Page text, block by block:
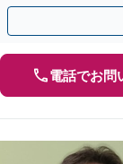
会社、ご家族の安心
電話でお問